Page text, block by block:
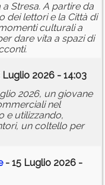
Stresa. A partire da
dei lettori e la Città di
culturali a
dare vita a spazi di
Luglio 2026 - 14:03
2026, un giovane
nel
e utilizzando,
un coltello per
- 15 Luglio 2026 -